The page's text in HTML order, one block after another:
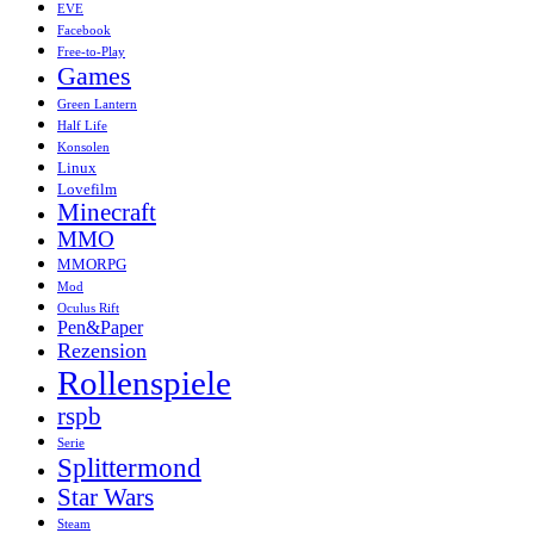
EVE
Facebook
Free-to-Play
Games
Green Lantern
Half Life
Konsolen
Linux
Lovefilm
Minecraft
MMO
MMORPG
Mod
Oculus Rift
Pen&Paper
Rezension
Rollenspiele
rspb
Serie
Splittermond
Star Wars
Steam